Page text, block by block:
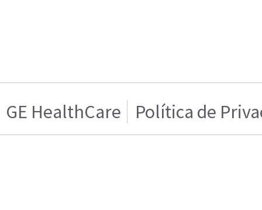
GE HealthCare Política de